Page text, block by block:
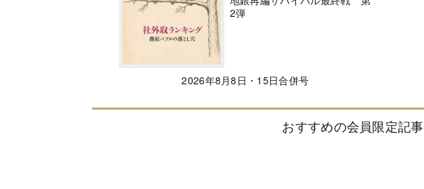
2弾
2026年8月8日・15日合併号
おすすめの会員限定記事